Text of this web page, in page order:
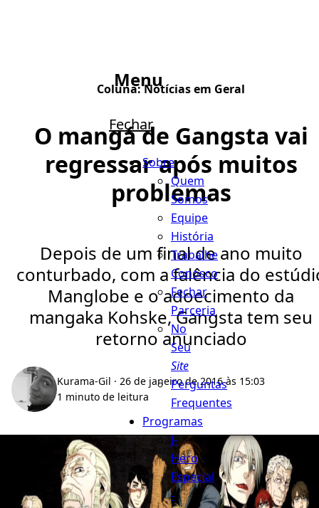
Menu
Fechar
Sobre
Quem
Somos
Equipe
História
Trabalhe
Conosco
Fechar
Parceria
No
Seu
Site
Perguntas
Frequentes
Programas
J-
Hero
Especial
-
Coluna:Notícias em Geral
O mangá de Gangsta vai
regressar após muitos
problemas
Depois de um final de ano muito
conturbado, com a falência do
Manglobe e o adoecimento da
mangaka Kohske, Gangsta tem seu
retorno anunciado
Kurama-Gil · 26 de janeiro de 2016 às 15:03
1 minuto de leitura